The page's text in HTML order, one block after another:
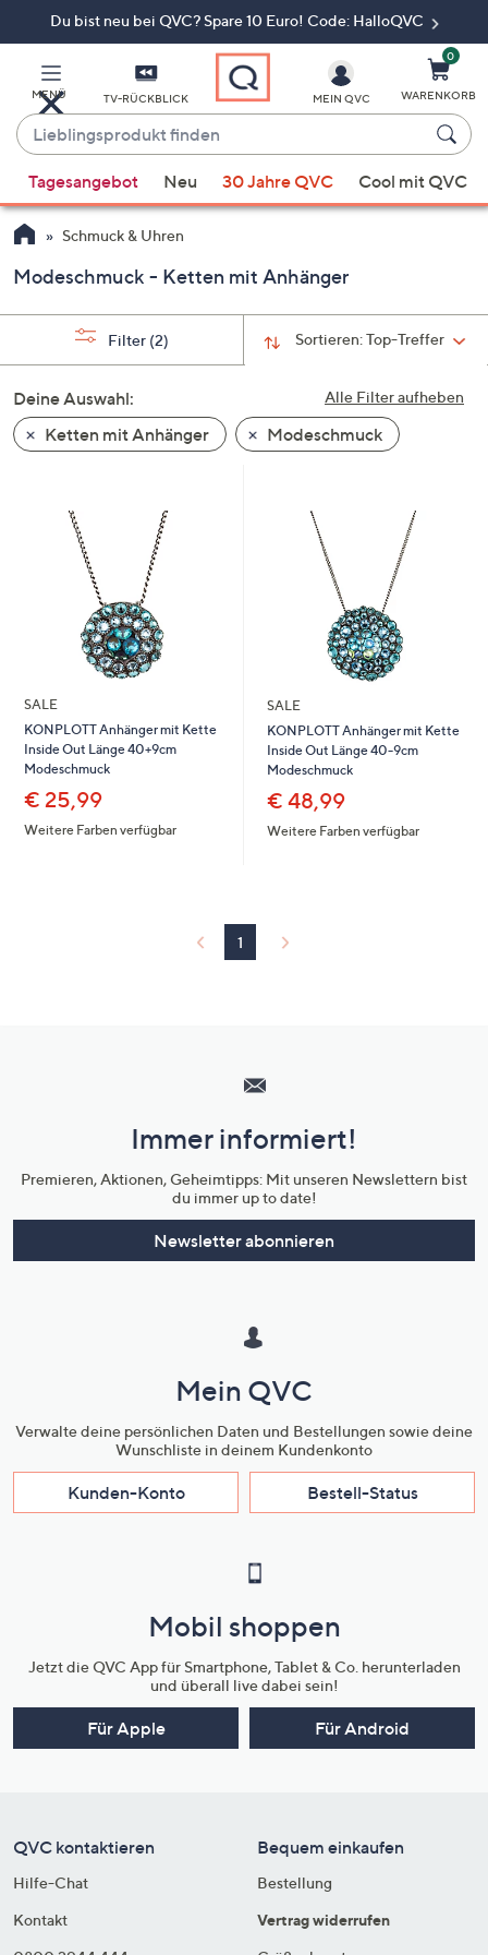
Du bist neu bei QVC? Spare 10 Euro! Code: HalloQVC
MENÜ TV-RÜCKBLICK
Lieblingsprodukt
finden
Vorschläge
verfügbar
sind,
verwenden
oben
und
nach
wischen
Geräten
rechts,
um
diese
anzuzeigen.
MEIN QVC
0
WARENKORB
Tagesangebot Neu 30 Jahre QVC Cool mit QVC
Schmuck & Uhren
Modeschmuck - Ketten mit Anhänger
Sortieren:Top-Treffer
Filter (2)
Alle Filter aufheben
Deine Auswahl:
Ketten mit Anhänger
Modeschmuck
SALE
KONPLOTT Anhänger mit Kette
Inside Out Länge 40+9cm
Modeschmuck
€ 25,99
Weitere Farben verfügbar
SALE
KONPLOTT Anhänger mit Kette
Inside Out Länge 40-9cm
Modeschmuck
€ 48,99
Weitere Farben verfügbar
1
Unternehmensinformationen
Immer informiert!
Premieren, Aktionen, Geheimtipps: Mit unseren Newslettern bist
du immer up to date!
Newsletter abonnieren
Mein QVC
Verwalte deine persönlichen Daten und Bestellungen sowie deine
Wunschliste in deinem Kundenkonto
Kunden-Konto Bestell-Status
Mobil shoppen
Jetzt die QVC App für Smartphone, Tablet & Co. herunterladen
und überall live dabei sein!
Für Apple Für Android
QVC kontaktieren
Hilfe-Chat
Kontakt
Bequem einkaufen
Bestellung
Vertrag widerrufen